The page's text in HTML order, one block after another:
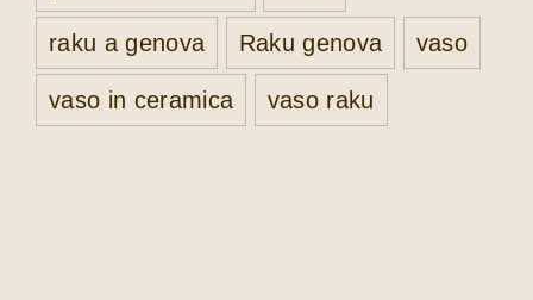
raku a genova Raku genova vaso
vaso in ceramica vaso raku